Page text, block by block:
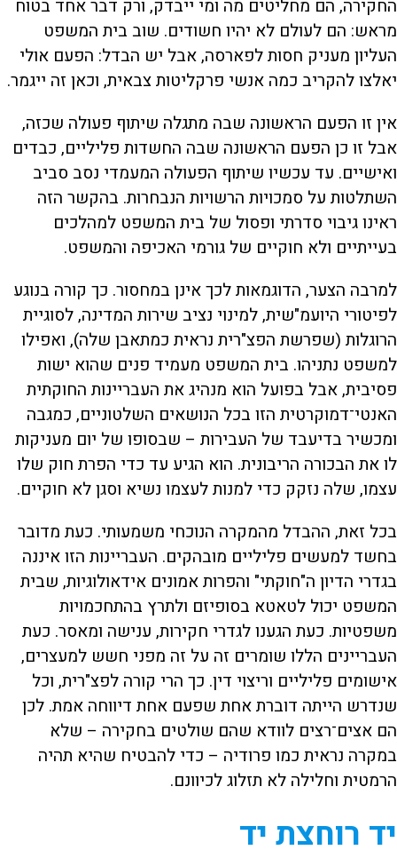
החקירה, הם מחליטים מה ומי ייבדק, ורק דבר אחד בטוח
מראש: הם לעולם לא יהיו חשודים. שוב בית המשפט
העליון מעניק חסות לפארסה, אבל יש הבדל: הפעם אולי
יאלצו להקריב כמה אנשי פרקליטות צבאית, וכאן זה ייגמר.
אין זו הפעם הראשונה שבה מתגלה שיתוף פעולה שכזה,
אבל זו כן הפעם הראשונה שבה החשדות פליליים, כבדים
ואישיים. עד עכשיו שיתוף הפעולה המעמדי נסב סביב
השתלטות על סמכויות הרשויות הנבחרות. בהקשר הזה
ראינו גיבוי סדרתי ופסול של בית המשפט למהלכים
בעייתיים ולא חוקיים של גורמי האכיפה והמשפט.
למרבה הצער, הדוגמאות לכך אינן במחסור. כך קורה בנוגע
לפיטורי היועמ"שית, למינוי נציב שירות המדינה, לסוגיית
הרוגלות (שפרשת הפצ"רית נראית כמתאבן שלה), ואפילו
למשפט נתניהו. בית המשפט מעמיד פנים שהוא ישות
פסיבית, אבל בפועל הוא מנהיג את העבריינות החוקתית
האנטי־דמוקרטית הזו בכל הנושאים השלטוניים, כמגבה
ומכשיר בדיעבד של העבירות – שבסופו של יום מעניקות
לו את הבכורה הריבונית. הוא הגיע עד כדי הפרת חוק שלו
עצמו, שלה נזקק כדי למנות לעצמו נשיא וסגן לא חוקיים.
בכל זאת, ההבדל מהמקרה הנוכחי משמעותי. כעת מדובר
בחשד למעשים פליליים מובהקים. העבריינות הזו איננה
בגדרי הדיון ה"חוקתי" והפרות אמונים אידאולוגיות, שבית
המשפט יכול לטאטא בסופיזם ולתרץ בהתחכמויות
משפטיות. כעת הגענו לגדרי חקירות, ענישה ומאסר. כעת
העבריינים הללו שומרים זה על זה מפני חשש למעצרים,
אישומים פליליים וריצוי דין. כך הרי קורה לפצ"רית, וכל
שנדרש הייתה דוברת אחת שפעם אחת דיווחה אמת. לכן
הם אצים־רצים לוודא שהם שולטים בחקירה – שלא
במקרה נראית כמו פרודיה – כדי להבטיח שהיא תהיה
הרמטית וחלילה לא תזלוג לכיוונם.
יד רוחצת יד